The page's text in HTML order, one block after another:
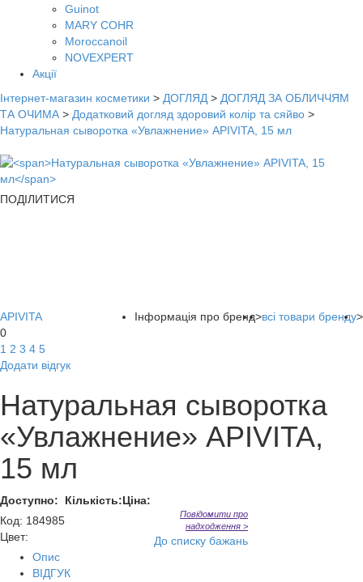
Guinot
MARY COHR
Moroccanoil
NOVEXPERT
Акції
Інтернет-магазин косметики > ДОГЛЯД > ДОГЛЯД ЗА ОБЛИЧЧЯМ
ТА ОЧИМА > Додатковий догляд здоровий колір та сяйво >
Натуральная сыворотка «Увлажнение» APIVITA, 15 мл
ПОДІЛИТИСЯ
Інформація про бренд>всі товари бренду>
APIVITA
0
1 2 3 4 5
Додати відгук
Натуральная сыворотка
«Увлажнение» APIVITA,
15 мл
Доступно: Кількість:Ціна:
Код: 184985
Цвет:
Повідомити про
надходження >
До списку бажань
Опис
ВІДГУК